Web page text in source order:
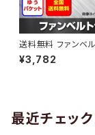
送料無料 ファンベ
ューブ 型式Z12
10 （国内トップメー
¥3,782
最近チェッ